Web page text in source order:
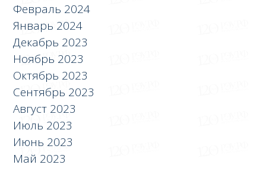
Февраль 2024
Январь 2024
Декабрь 2023
Ноябрь 2023
Октябрь 2023
Сентябрь 2023
Август 2023
Июль 2023
Июнь 2023
Май 2023